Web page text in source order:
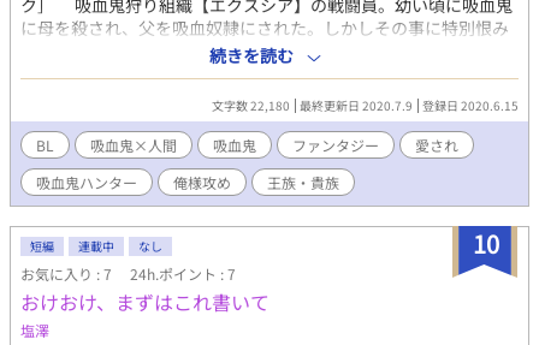
ク］ 吸血鬼狩り組織【エクスシア】の戦闘員。幼い頃に吸血鬼
に母を殺され、父を吸血奴隷にされた。しかしその事に特別恨み
を抱いているわけでもなく、飄々としている。ガタイは良くない
が、並外れた戦闘センスで手当り次第吸血鬼を手にかける過激
派。基本丁寧語。 攻：御門 司(みかど つかさ) ［23：♂］［吸血
鬼］［王族］ 【宵闇の王】と呼ばれ、崇められる歴代最強の吸
血鬼で、第1王子。体質上Aランク以上の人間の血液しか摂取でき
ないため、普段は父王から支給される彼の吸血奴隷の血液を摂取
している。自分だけの【運命】を探している。
続きを読む
文字数 22,180 最終更新日 2020.7.9 登録日 2020.6.15
BL 吸血鬼×人間 吸血鬼 ファンタジー
愛され
吸血鬼ハンター
俺様攻め 王族・貴族
10
短編 連載中 なし
お気に入り : 7 24h.ポイント : 7
おけおけ、まずはこれ書いて
塩澤